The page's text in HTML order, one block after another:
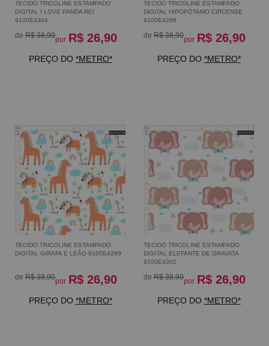
TECIDO TRICOLINE ESTAMPADO
DIGITAL I LOVE PANDA REI
9100E4304
de R$ 38,90por R$ 26,90
PREÇO DO *METRO*
TECIDO TRICOLINE ESTAMPADO
DIGITAL HIPOPÓTAMO CIRCENSE
9100E4266
de R$ 38,90por R$ 26,90
PREÇO DO *METRO*
TECIDO TRICOLINE ESTAMPADO
DIGITAL GIRAFA E LEÃO 9100E4299
de R$ 38,90por R$ 26,90
PREÇO DO *METRO*
TECIDO TRICOLINE ESTAMPADO
DIGITAL ELEFANTE DE GRAVATA
9100E4302
de R$ 38,90por R$ 26,90
PREÇO DO *METRO*